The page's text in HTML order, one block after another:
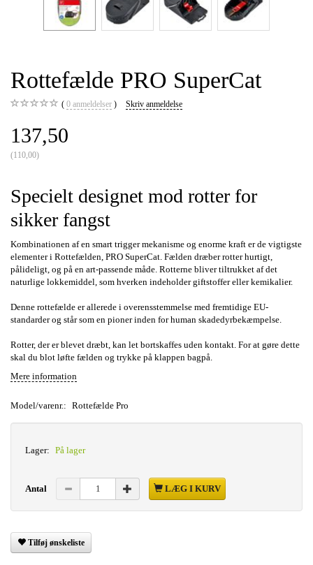
Rottefælde PRO SuperCat
0 anmeldelser Skriv anmeldelse
137,50
(110,00)
Specielt designet mod rotter for
sikker fangst
Kombinationen af en smart trigger mekanisme og enorme kraft er de vigtigste
elementer i Rottefælden, PRO SuperCat. Fælden dræber rotter hurtigt,
pålideligt, og på en art-passende måde. Rotterne bliver tiltrukket af det
naturlige lokkemiddel, som hverken indeholder giftstoffer eller kemikalier.
Denne rottefælde er allerede i overensstemmelse med fremtidige EU-
standarder og står som en pioner inden for human skadedyrbekæmpelse.
Rotter, der er blevet dræbt, kan let bortskaffes uden kontakt. For at gøre dette
skal du blot løfte fælden og trykke på klappen bagpå.
Mere information
Model/varenr.: Rottefælde Pro
Lager: På lager
Antal LÆG I KURV
Tilføj ønskeliste